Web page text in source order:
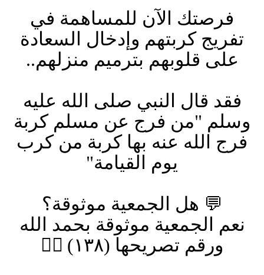
فرصتك الآن للمساهمة في
تفريج كربتهم وإدخال السعادة
على قلوبهم بترميم منزلهم..
فقد قال النبي صلى الله عليه
وسلم "من فرج عن مسلم كربة
فرج الله عنه بها كربة من كرب
يوم القيامة"
💬 هل الجمعية موثوقة؟
نعم الجمعية موثوقة بحمد الله
ورقم تصريحها (١٣٨)
👍🏼